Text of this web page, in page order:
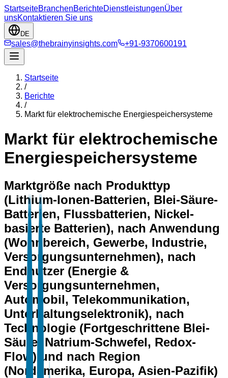
StartseiteBranchenBerichteDienstleistungenÜber
unsKontaktieren Sie uns
DE
sales@thebrainyinsights.com +91-9370600191
Startseite
/
Berichte
/
Markt für elektrochemische Energiespeichersysteme
Markt für elektrochemische
Energiespeichersysteme
Marktgröße nach Produkttyp
(Lithium-Ionen-Batterien, Blei-Säure-
Batterien, Flussbatterien, Nickel-
basierte Batterien), nach Anwendung
(Wohnbereich, Gewerbe, Industrie,
Versorgungsunternehmen), nach
Endnutzer (Energie &
Versorgungsunternehmen,
Automobil, Telekommunikation,
Unterhaltungselektronik), nach
Technologie (Fortgeschrittene Blei-
Säure, Natrium-Schwefel, Redox-
Flow) und nach Region
(Nordamerika, Europa, Asien-Pazifik)